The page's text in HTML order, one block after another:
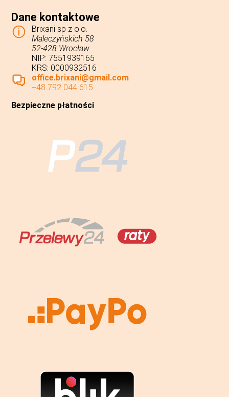
Dane kontaktowe
Brixani sp z o.o.
Maleczyńskich 58
52-428 Wrocław
NIP: 7551939165
KRS: 0000932516
office.brixani@gmail.com
+48 792 044 615
Bezpieczne płatności